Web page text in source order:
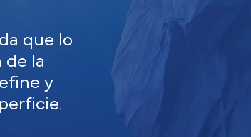
que lo
de la
y